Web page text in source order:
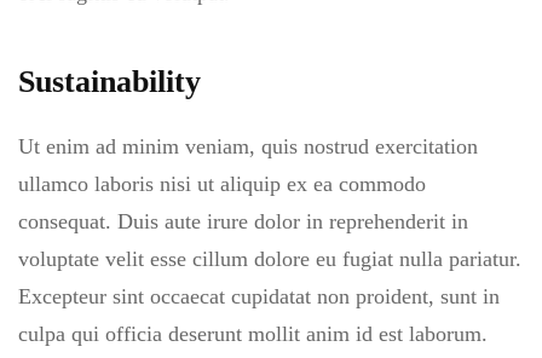
Sustainability
Ut enim ad minim veniam, quis nostrud exercitation
ullamco laboris nisi ut aliquip ex ea commodo
consequat. Duis aute irure dolor in reprehenderit in
voluptate velit esse cillum dolore eu fugiat nulla pariatur.
Excepteur sint occaecat cupidatat non proident, sunt in
culpa qui officia deserunt mollit anim id est laborum.